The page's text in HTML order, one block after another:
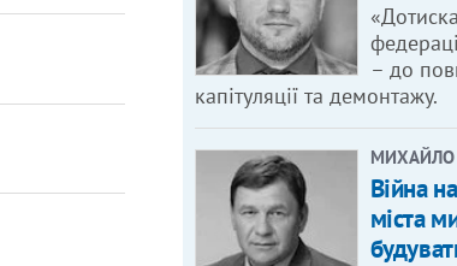
– до
капітуляції та демонтажу.
Війна
міста